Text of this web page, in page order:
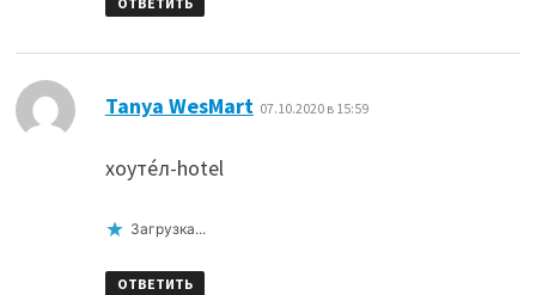
Tanya WesMart 07.10.2020 в 15:59
хоутéл-hotel
Загрузка...
ОТВЕТИТЬ